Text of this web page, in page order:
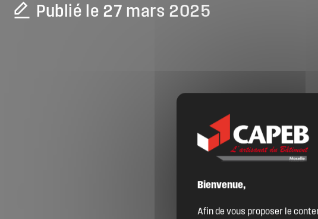
Nos services
Publié le 27 mars 2025
Bienvenue,
Afin de vous proposer le